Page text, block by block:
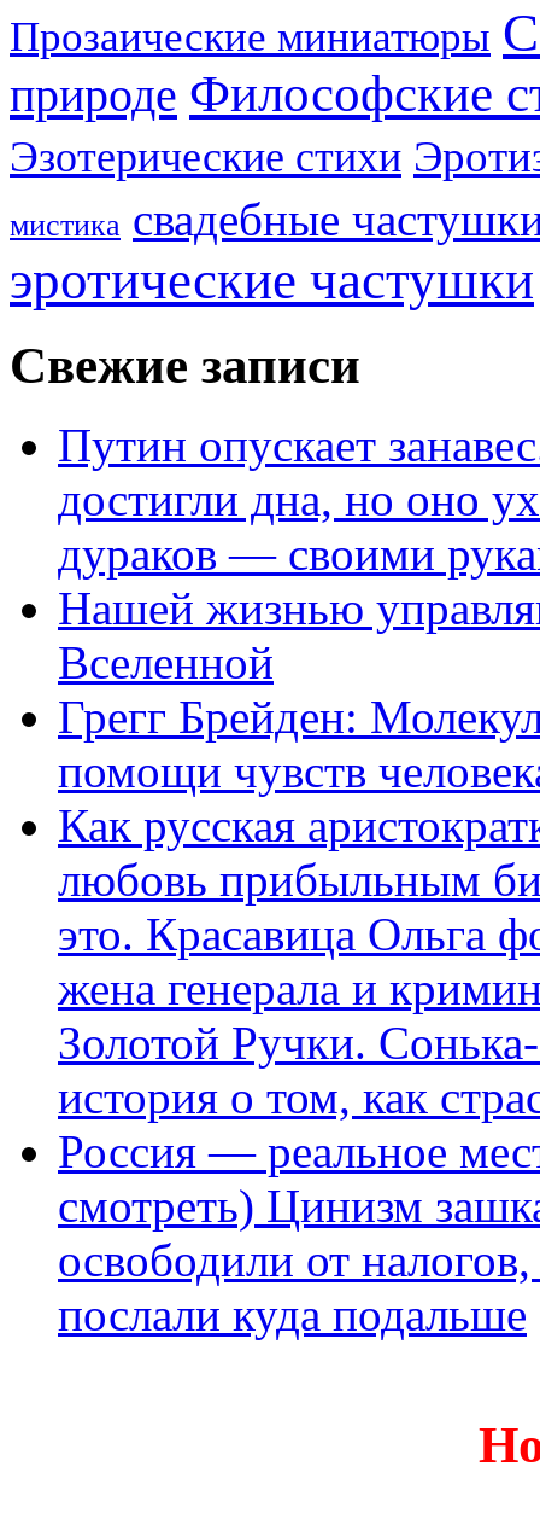
Прозаические миниатюры
природе Философские
Эзотерические стихи
мистика свадебные
эротические частушки
Свежие записи
Путин опускает
достигли дна, но оно
дураков — своими
Нашей жизнью
Вселенной
Грегг Брейден:
помощи чувств
Как русская
любовь прибыльным
это. Красавица Ольга
жена генерала и
Золотой Ручки.
история о том, как
Россия — реальное
смотреть) Цинизм
освободили от
послали куда подальше